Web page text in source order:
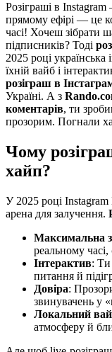
Розіграші в
прямому ефірі — це
часі! Хочеш зібрати
підписників? Тоді
2025 році
їхній вайб і
розіграш в
Україні. А з
коментарів, ти
прозорим. Погнали
Чому
хайп?
У 2025 році
арена для залучення.
Максимальна
реальному
Інтерактив: Ти
питання й
Довіра:
звинувачень у
Локальний
атмосферу й